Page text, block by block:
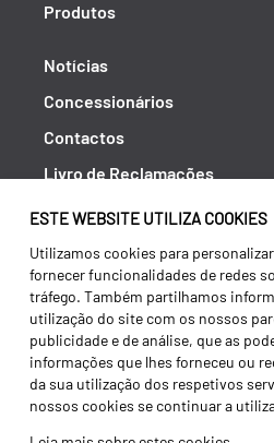
ESTE WEBSITE UTILIZA COOKIES
Utilizamos cookies para
fornecer funcionalidades de redes
tráfego. Também partilhamos
utilização do site com os nossos
publicidade e de análise, que as
informações que lhes forneceu ou
da sua utilização dos respetivos
nossos cookies se continuar a
Produtos
Notícias
Concessionários
Contactos
Livro de Reclamações
Política de Privacidade
Canal de Denúncias (RGPC)
Termos e condições